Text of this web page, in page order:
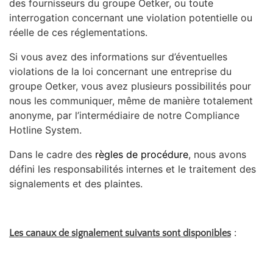
des fournisseurs du groupe Oetker, ou toute
interrogation concernant une violation potentielle ou
réelle de ces réglementations.
Si vous avez des informations sur d’éventuelles
violations de la loi concernant une entreprise du
groupe Oetker, vous avez plusieurs possibilités pour
nous les communiquer, même de manière totalement
anonyme, par l’intermédiaire de notre Compliance
Hotline System.
Dans le cadre des règles de procédure, nous avons
défini les responsabilités internes et le traitement des
signalements et des plaintes.
Les canaux de signalement suivants sont disponibles :